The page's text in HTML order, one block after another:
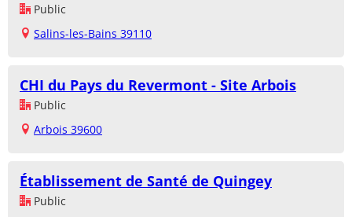
Public
Salins-les-Bains 39110
CHI du Pays du Revermont - Site Arbois
Public
Arbois 39600
Établissement de Santé de Quingey
Public